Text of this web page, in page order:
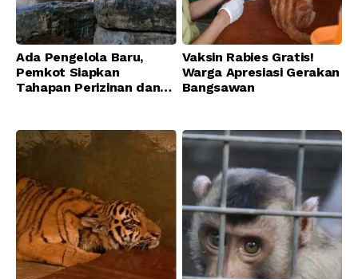
Ada Pengelola Baru,
Pemkot Siapkan
Tahapan Perizinan dan
Vaksin Rabies Gratis!
Warga Apresiasi Gerakan
Bangsawan